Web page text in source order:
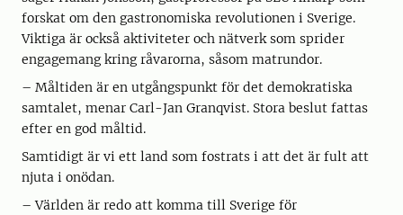
forskat om den gastronomiska revolutionen i Sverige.
Viktiga är också aktiviteter och nätverk som sprider
engagemang kring råvarorna, såsom matrundor.
– Måltiden är en utgångspunkt för det demokratiska
samtalet, menar Carl-Jan Granqvist. Stora beslut fattas
efter en god måltid.
Samtidigt är vi ett land som fostrats i att det är fult att
njuta i onödan.
– Världen är redo att komma till Sverige för